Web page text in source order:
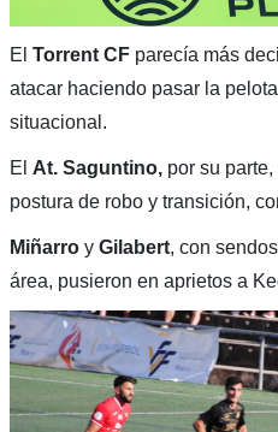
El Torrent CFparecía más
atacar haciendo pasar la
situacional.
El At. Saguntino,por su parte,
postura de robo y transición,
Miñarroy Gilabert, con
área, pusieron en aprietos a